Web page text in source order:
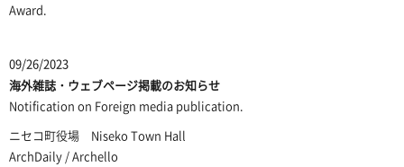
Award.
09/26/2023
海外雑誌・ウェブページ掲載のお知らせ
Notification on Foreign media publication.
ニセコ町役場
Niseko Town Hall
ArchDaily /Archello